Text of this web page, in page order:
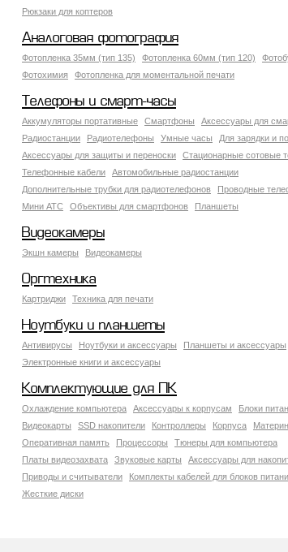
Рюкзаки для коптеров
Аналоговая фотография
Фотопленка 35мм (тип 135) Фотопленка 60мм (тип 120)
Фотохимия
Фотопленка для моментальной печати
Телефоны и смарт-часы
Аккумуляторы портативные Смартфоны
Аксессуары для
Радиостанции
Радиотелефоны Умные часы
Для зарядки и
Аксессуары для защиты и переноски
Стационарные сотовые
Телефонные кабели
Автомобильные радиостанции
Дополнительные трубки для радиотелефонов
Проводные
Мини АТС
Объективы для смартфонов Планшеты
Видеокамеры
Экшн камеры Видеокамеры
Оргтехника
Картриджи Техника для печати
Ноутбуки и планшеты
Антивирусы Ноутбуки и аксессуары
Планшеты и аксессуары
Электронные книги и аксессуары
Комплектующие для ПК
Охлаждение компьютера Аксессуары к корпусам
Блоки
Видеокарты
SSD накопители Контроллеры Корпуса
Оперативная память
Процессоры
Тюнеры для компьютера
Платы видеозахвата
Звуковые карты
Аксессуары для
Приводы и считыватели
Комплекты кабелей для блоков
Жесткие диски